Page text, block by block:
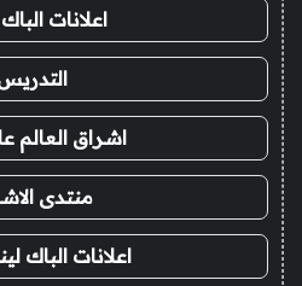
اعلانات
اشراق العالم
منتدى
اعلانات الباك لينك